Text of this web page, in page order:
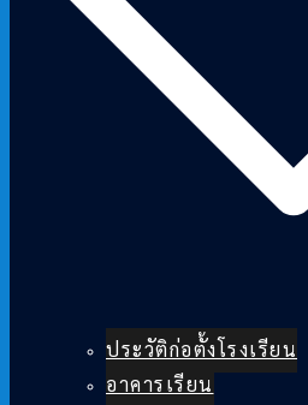
ประวัติก่อตั้งโรงเรียน
อาคารเรียน